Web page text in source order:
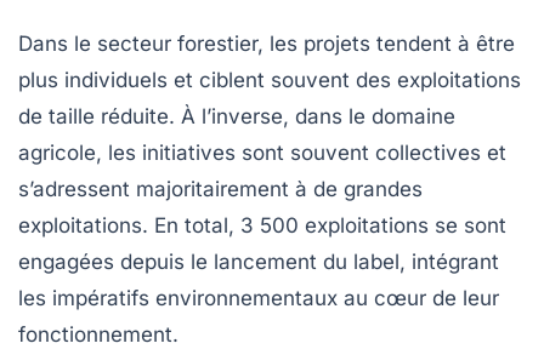
Dans le secteur forestier, les projets tendent à être
plus individuels et ciblent souvent des exploitations
de taille réduite. À l’inverse, dans le domaine
agricole, les initiatives sont souvent collectives et
s’adressent majoritairement à de grandes
exploitations. En total, 3 500 exploitations se sont
engagées depuis le lancement du label, intégrant
les impératifs environnementaux au cœur de leur
fonctionnement.